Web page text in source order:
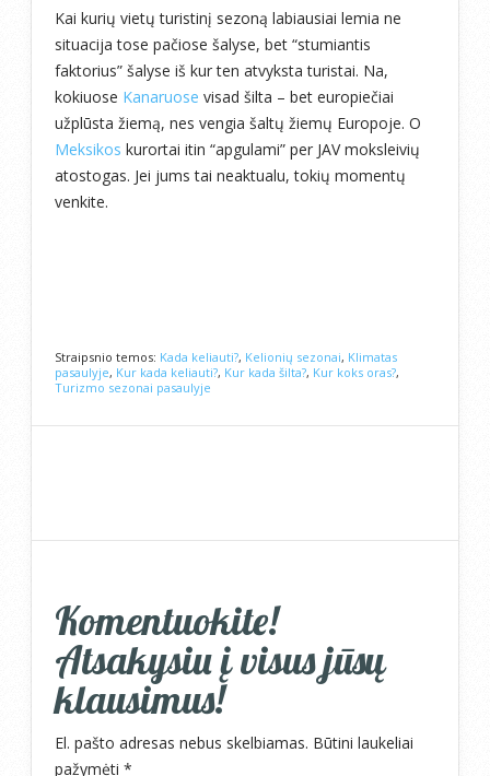
Kai kurių vietų turistinį sezoną labiausiai lemia ne
situacija tose pačiose šalyse, bet “stumiantis
faktorius” šalyse iš kur ten atvyksta turistai. Na,
kokiuose Kanaruose visad šilta – bet europiečiai
užplūsta žiemą, nes vengia šaltų žiemų Europoje. O
Meksikos kurortai itin “apgulami” per JAV moksleivių
atostogas. Jei jums tai neaktualu, tokių momentų
venkite.
Straipsnio temos: Kada keliauti?, Kelionių sezonai, Klimatas
pasaulyje, Kur kada keliauti?, Kur kada šilta?, Kur koks oras?,
Turizmo sezonai pasaulyje
Komentuokite!
Atsakysiu į visus jūsų
klausimus!
El. pašto adresas nebus skelbiamas. Būtini laukeliai
pažymėti *